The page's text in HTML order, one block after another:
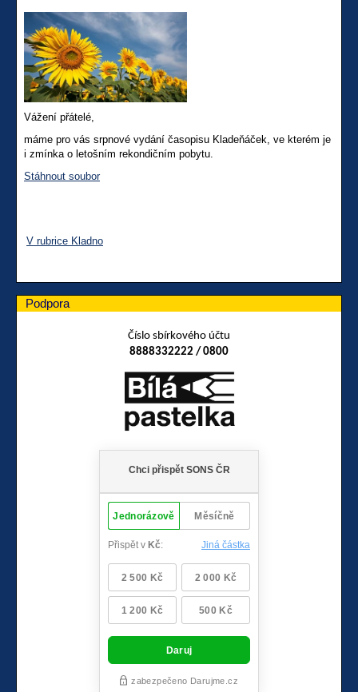
Vážení přátelé,
máme pro vás srpnové vydání časopisu Kladeňáček, ve kterém je
i zmínka o letošním rekondičním pobytu.
Stáhnout soubor
V rubrice Kladno
Podpora
Číslo sbírkového účtu
8888332222 / 0800